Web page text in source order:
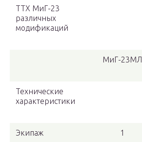
ТТХ МиГ-23
различных
модификаций
МиГ-23МЛ
Технические
характеристики
Экипаж 1